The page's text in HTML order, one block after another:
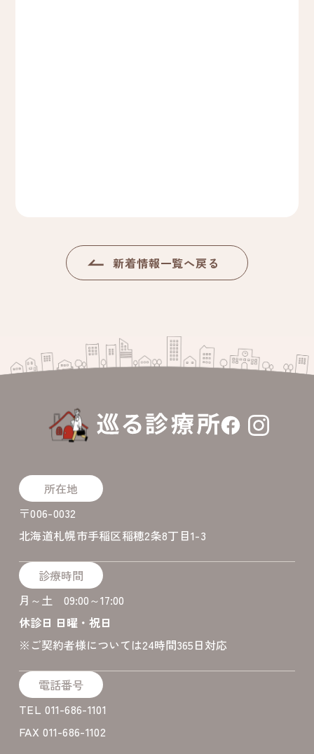
新着情報一覧へ戻る
所在地
〒006-0032
北海道札幌市手稲区稲穂2条8丁目1-3
診療時間
月～土 09:00～17:00
休診日 日曜・祝日
​※ご契約者様については24時間365日対応
電話番号
TEL 011-686-1101
FAX 011-686-1102